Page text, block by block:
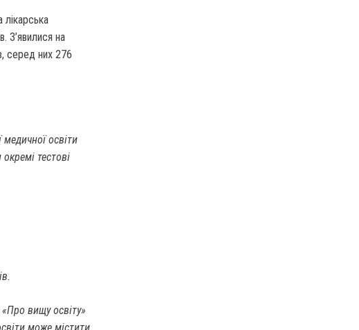
З’явилися на
серед них 276
медичної освіти
тестові
вищу освіту»